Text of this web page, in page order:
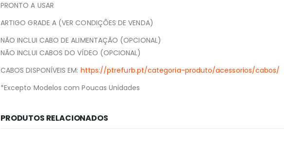
PRONTO A USAR
ARTIGO GRADE A (VER CONDIÇÕES DE VENDA)
NÃO INCLUI CABO DE ALIMENTAÇÃO (OPCIONAL)
NÃO INCLUI CABOS DO VÍDEO (OPCIONAL)
CABOS DISPONÍVEIS EM: https://ptrefurb.pt/categoria-produto/acessorios/cabos/
*Excepto Modelos com Poucas Unidades
PRODUTOS RELACIONADOS